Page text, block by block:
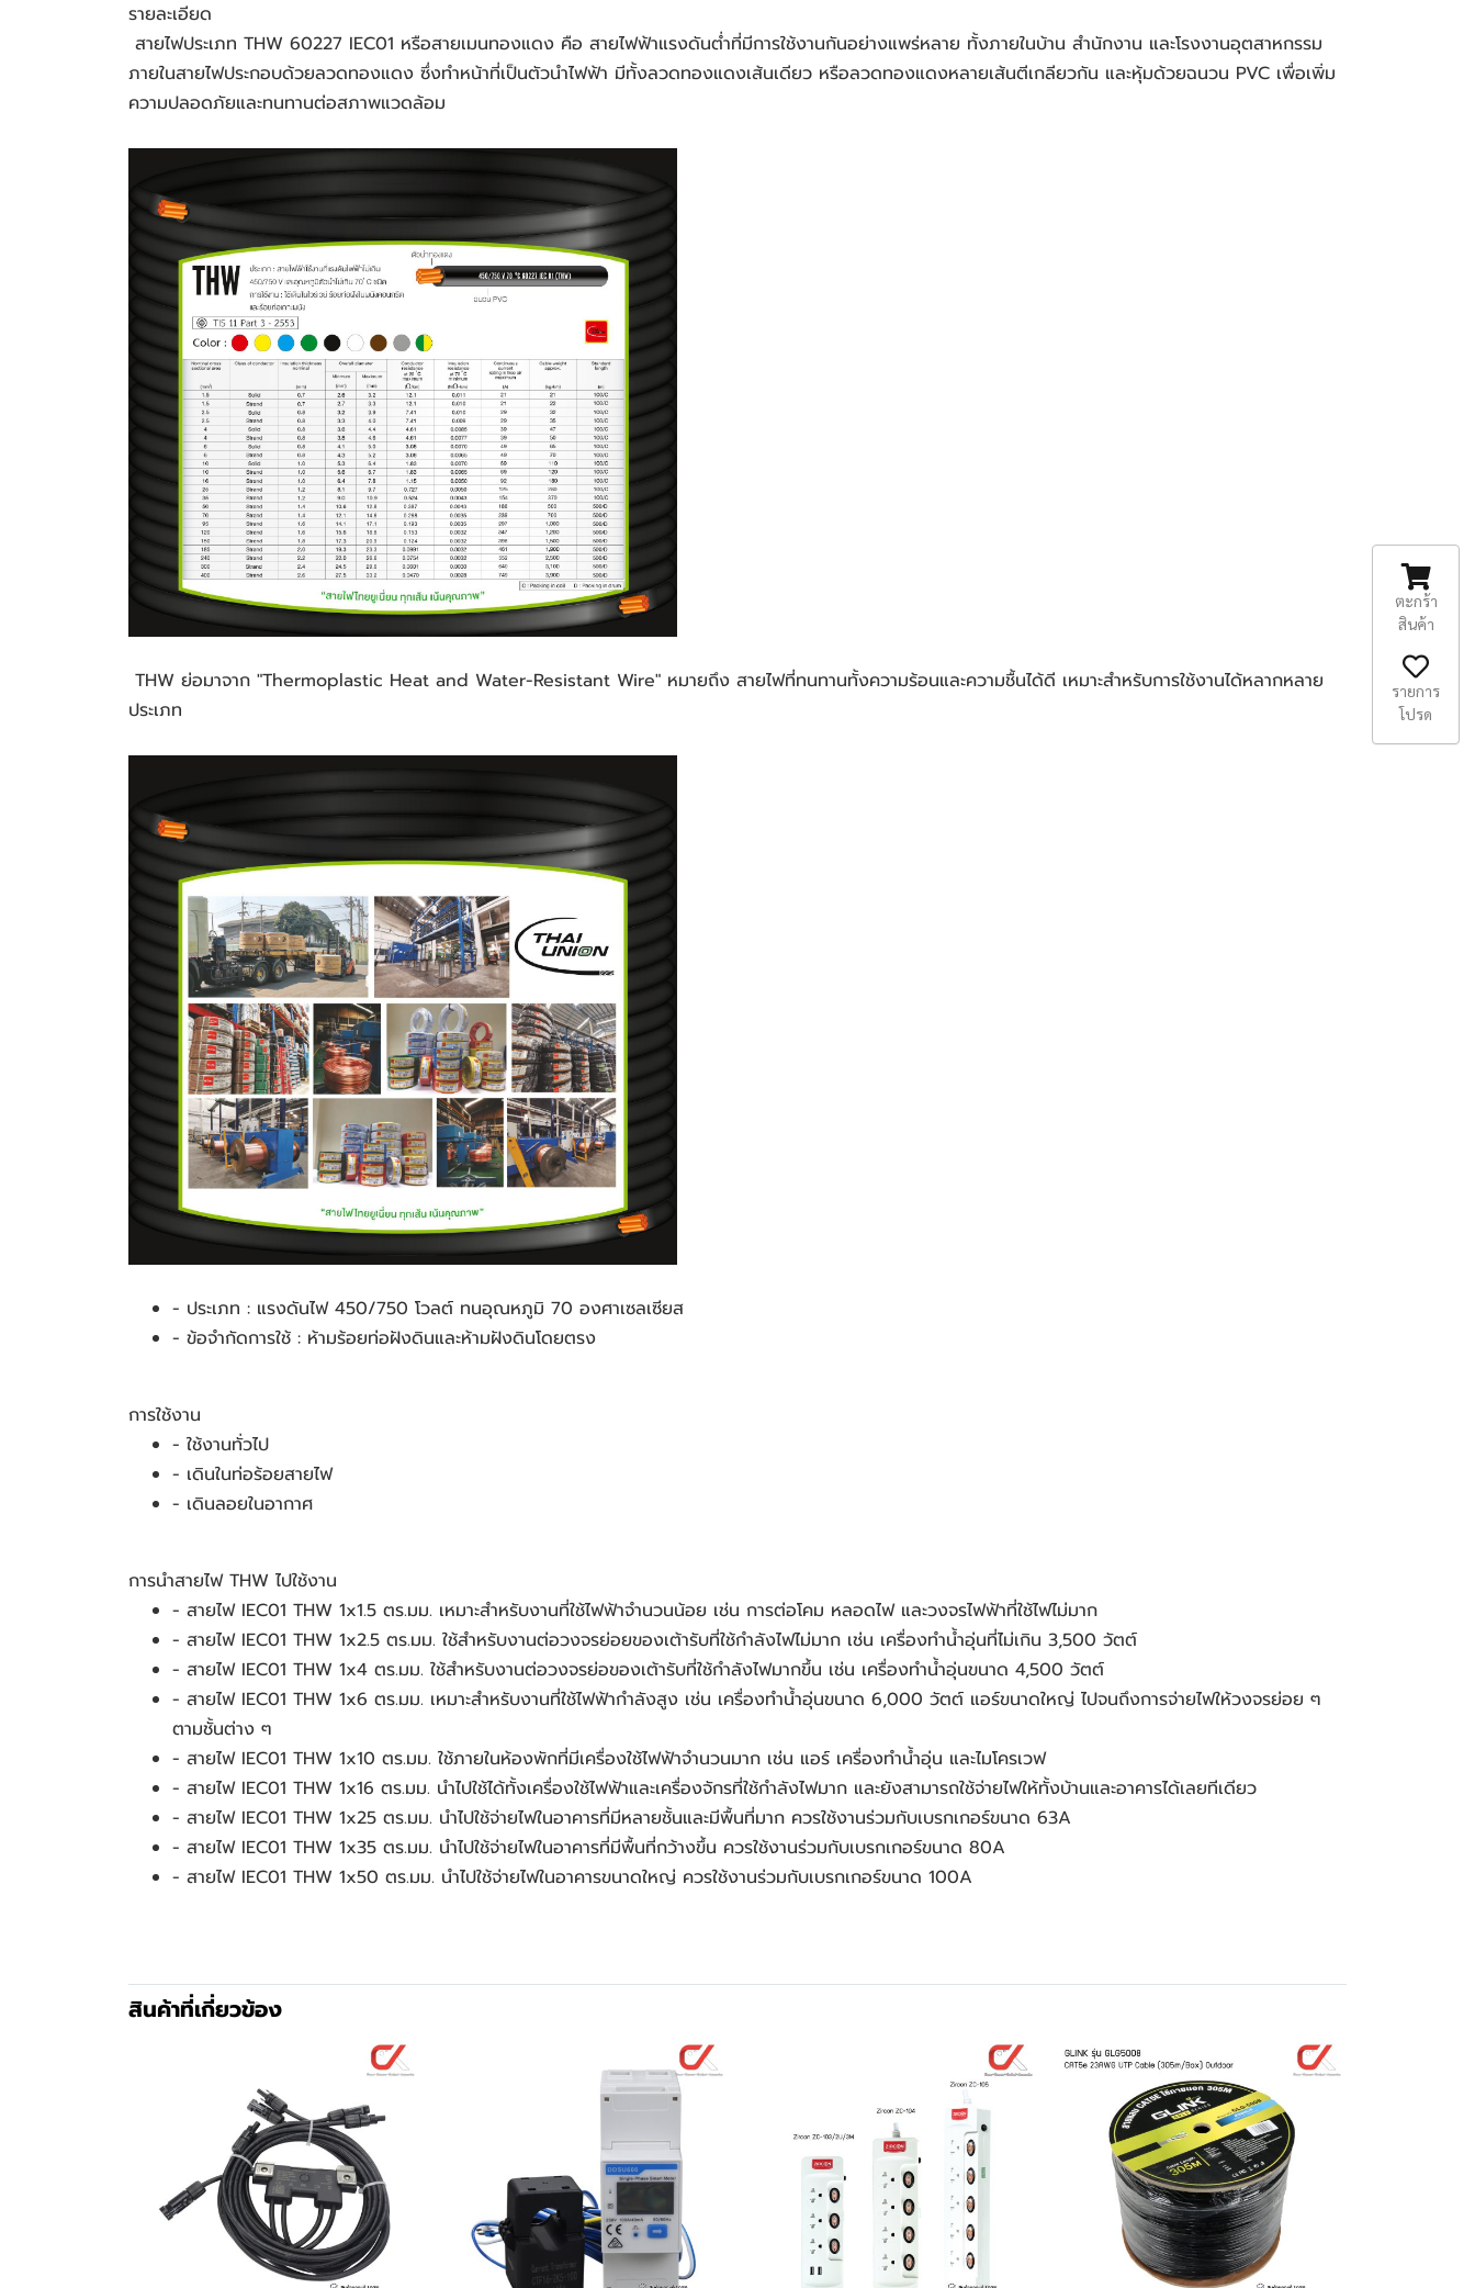
รายละเอียด
ภายในสายไฟประกอบด้วยลวดทองแดง ซึ่งทำหน้าที่เป็นตัวนำไฟฟ้า มีทั้งลวดทองแดงเส้นเดียว หรือลวดทองแดงหลายเส้นตีเกลียวกัน และหุ้มด้วยฉนวน PVC เพื่อเพิ่ม
ความปลอดภัยและทนทานต่อสภาพแวดล้อม
ประเภท
- ประเภท : แรงดันไฟ 450/750 โวลต์ ทนอุณหภูมิ 70 องศาเซลเซียส
- ข้อจำกัดการใช้ : ห้ามร้อยท่อฝังดินและห้ามฝังดินโดยตรง
การใช้งาน
- ใช้งานทั่วไป
- เดินในท่อร้อยสายไฟ
- เดินลอยในอากาศ
การนำสายไฟ THW ไปใช้งาน
- สายไฟ IEC01 THW 1x1.5 ตร.มม. เหมาะสำหรับงานที่ใช้ไฟฟ้าจำนวนน้อย เช่น การต่อโคม หลอดไฟ และวงจรไฟฟ้าที่ใช้ไฟไม่มาก
- สายไฟ IEC01 THW 1x2.5 ตร.มม. ใช้สำหรับงานต่อวงจรย่อยของเต้ารับที่ใช้กำลังไฟไม่มาก เช่น เครื่องทำน้ำอุ่นที่ไม่เกิน 3,500 วัตต์
- สายไฟ IEC01 THW 1x4 ตร.มม. ใช้สำหรับงานต่อวงจรย่อของเต้ารับที่ใช้กำลังไฟมากขึ้น เช่น เครื่องทำน้ำอุ่นขนาด 4,500 วัตต์
- สายไฟ IEC01 THW 1x6 ตร.มม. เหมาะสำหรับงานที่ใช้ไฟฟ้ากำลังสูง เช่น เครื่องทำน้ำอุ่นขนาด 6,000 วัตต์ แอร์ขนาดใหญ่ ไปจนถึงการจ่ายไฟให้วงจรย่อย ๆ
ตามชั้นต่าง ๆ
- สายไฟ IEC01 THW 1x10 ตร.มม. ใช้ภายในห้องพักที่มีเครื่องใช้ไฟฟ้าจำนวนมาก เช่น แอร์ เครื่องทำน้ำอุ่น และไมโครเวฟ
- สายไฟ IEC01 THW 1x16 ตร.มม. นำไปใช้ได้ทั้งเครื่องใช้ไฟฟ้าและเครื่องจักรที่ใช้กำลังไฟมาก และยังสามารถใช้จ่ายไฟให้ทั้งบ้านและอาคารได้เลยทีเดียว
- สายไฟ IEC01 THW 1x25 ตร.มม. นำไปใช้จ่ายไฟในอาคารที่มีหลายชั้นและมีพื้นที่มาก ควรใช้งานร่วมกับเบรกเกอร์ขนาด 63A
- สายไฟ IEC01 THW 1x35 ตร.มม. นำไปใช้จ่ายไฟในอาคารที่มีพื้นที่กว้างขึ้น ควรใช้งานร่วมกับเบรกเกอร์ขนาด 80A
- สายไฟ IEC01 THW 1x50 ตร.มม. นำไปใช้จ่ายไฟในอาคารขนาดใหญ่ ควรใช้งานร่วมกับเบรกเกอร์ขนาด 100A
สินค้าที่เกี่ยวข้อง
ตะกร้า
สินค้า
รายการ
โปรด